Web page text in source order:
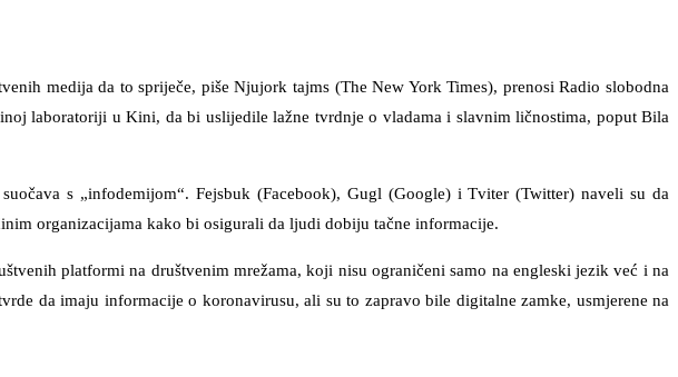
medija da to spriječe, piše Njujork tajms (The New York Times), prenosi Radio slobodna
laboratoriji u Kini, da bi uslijedile lažne tvrdnje o vladama i slavnim ličnostima, poput Bila
s „infodemijom“. Fejsbuk (Facebook), Gugl (Google) i Tviter (Twitter) naveli su da
organizacijama kako bi osigurali da ljudi dobiju tačne informacije.
platformi na društvenim mrežama, koji nisu ograničeni samo na engleski jezik već i na
da imaju informacije o koronavirusu, ali su to zapravo bile digitalne zamke, usmjerene na